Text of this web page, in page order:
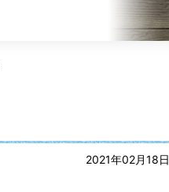
2021年02月18日